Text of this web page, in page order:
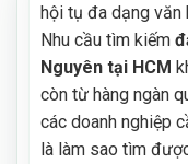
hội tụ đa dạng văn
Nhu cầu tìm kiếm
Nguyên tại HCM
còn từ hàng ngàn
các doanh nghiệp
là làm sao tìm